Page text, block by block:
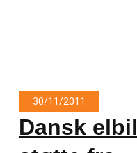
30/11/2011
Dansk